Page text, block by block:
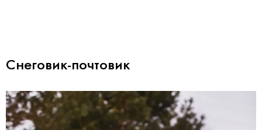
Снеговик-почтовик